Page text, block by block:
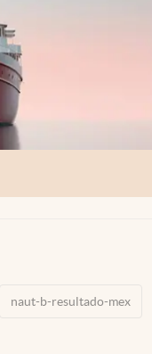
naut-b-resultado-mex